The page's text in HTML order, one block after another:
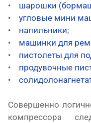
• шарошки
• угловые мини
• напильники;
• машинки для
• пистолеты для
• продувочные
•
Совершенно
компрессора